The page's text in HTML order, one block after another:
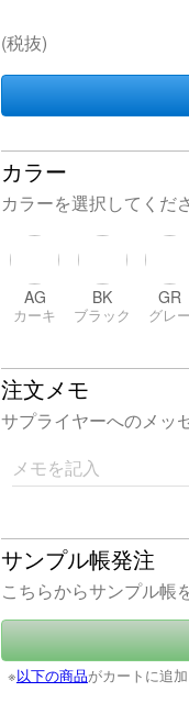
(税抜)
カラー
カラーを選択してくだ
AG
カーキ
BK
ブラック
GR
グレー
注文メモ
サプライヤーへのメッ
メモを記入
サンプル帳発注
こちらからサンプル帳
※以下の商品がカートに追